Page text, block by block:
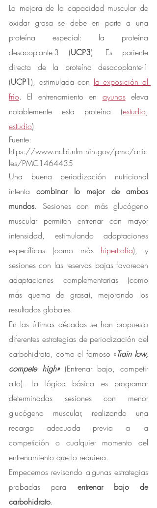
La mejora de la capacidad muscular de
oxidar grasa se debe en parte a una
proteína especial: la proteína
desacoplante-3 (UCP3). Es pariente
directa de la proteína desacoplante-1
(UCP1), estimulada con la exposición al
frío. El entrenamiento en ayunas eleva
notablemente esta proteína (estudio
estudio).
Fuente:
https://www.ncbi.nlm.nih.gov/pmc/artic
les/PMC1464435
Una buena periodización nutricional
intenta combinar lo mejor de ambos
mundos. Sesiones con más glucógeno
muscular permiten entrenar con mayor
intensidad, estimulando adaptaciones
específicas (como más hipertrofia), y
sesiones con las reservas bajas favorecen
adaptaciones complementarias (como
más quema de grasa), mejorando los
resultados globales.
En las últimas décadas se han propuesto
diferentes estrategias de periodización del
carbohidrato, como el famoso «Train low,
compete high» (Entrenar bajo, competir
alto). La lógica básica es programar
determinadas sesiones con menor
glucógeno muscular, realizando una
recarga adecuada previa a la
competición o cualquier momento del
entrenamiento que lo requiera.
Empecemos revisando algunas estrategias
probadas para entrenar bajo de
carbohidrato.